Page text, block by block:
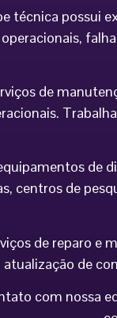
técnica possui
de
de
centros de
de reparo e
atualização de
com nossa